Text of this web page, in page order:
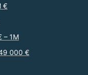
€
– 1M
000 €